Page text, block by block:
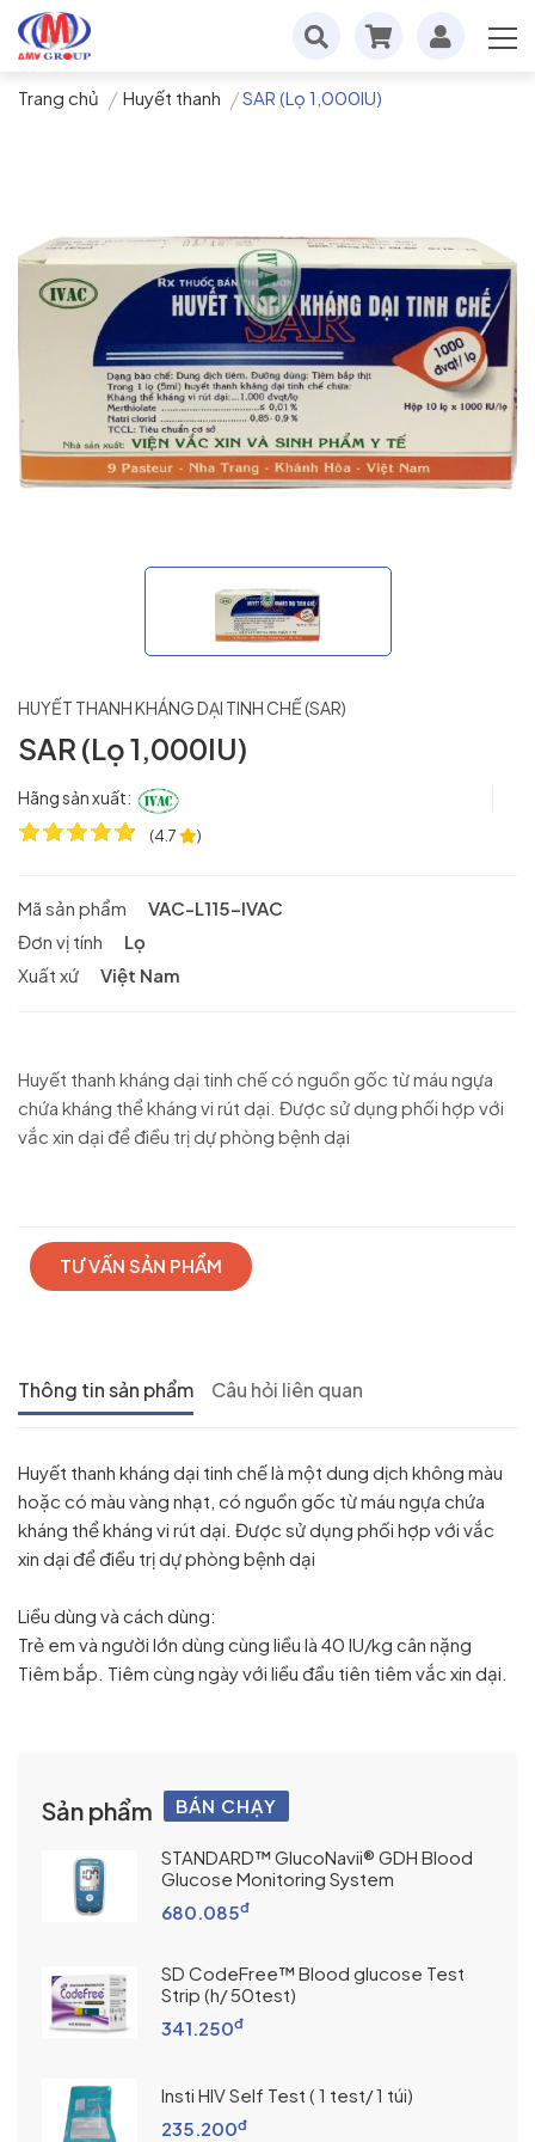
Trang chủ Huyết thanh SAR (Lọ 1,000IU)
HUYẾT THANH KHÁNG DẠI TINH CHẾ (SAR)
SAR (Lọ 1,000IU)
Hãng sản xuất:
(4.7 )
Mã sản phẩm
VAC-L115-IVAC
Đơn vị tính
Lọ
Xuất xứ
Việt Nam
Huyết thanh kháng dại tinh chế có nguồn gốc từ máu ngựa
chứa kháng thể kháng vi rút dại. Được sử dụng phối hợp với
vắc xin dại để điều trị dự phòng bệnh dại
TƯ VẤN SẢN PHẨM
Thông tin sản phẩm Câu hỏi liên quan
Huyết thanh kháng dại tinh chế là một dung dịch không màu
hoặc có màu vàng nhạt, có nguồn gốc từ máu ngựa chứa
kháng thể kháng vi rút dại. Được sử dụng phối hợp với vắc
xin dại để điều trị dự phòng bệnh dại
Liều dùng và cách dùng:
Trẻ em và người lớn dùng cùng liều là 40 IU/kg cân nặng
Tiêm bắp. Tiêm cùng ngày với liều đầu tiên tiêm vắc xin dại.
Sản phẩm BÁN CHẠY
STANDARD™ GlucoNavii® GDH Blood
Glucose Monitoring System
680.085đ
SD CodeFree™ Blood glucose Test
Strip (h/ 50test)
341.250đ
Insti HIV Self Test ( 1 test/ 1 túi)
235.200đ